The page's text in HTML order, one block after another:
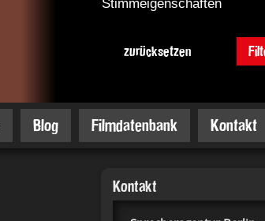
zurücksetzen
Blog Filmdatenbank Kontakt
Kontakt